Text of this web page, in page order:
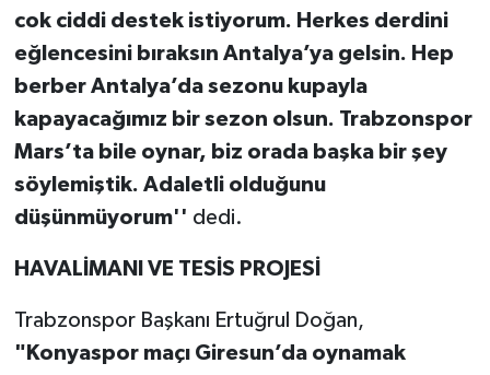
cok ciddi destek istiyorum. Herkes derdini
eğlencesini bıraksın Antalya’ya gelsin. Hep
berber Antalya’da sezonu kupayla
kapayacağımız bir sezon olsun. Trabzonspor
Mars’ta bile oynar, biz orada başka bir şey
söylemiştik. Adaletli olduğunu
düşünmüyorum'' dedi.
HAVALİMANI VE TESİS PROJESİ
Trabzonspor Başkanı Ertuğrul Doğan,
"Konyaspor maçı Giresun’da oynamak